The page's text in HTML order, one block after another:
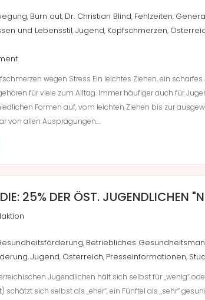
, Burn out, Dr. Christian Blind, Fehlzeiten,
und Lebensstil,Jugend, Kopfschmerzen,
wegen Stress Ein leichtes Ziehen, ein
für viele zum Alltag. Immer häufiger auch für
Formen auf, vom leichten Ziehen bis zur
von allen Ausprägungen.…
25% DER ÖST. JUGENDLICHEN
, Betriebliches
,Jugend, Österreich, Presseinformationen,
Jugendlichen hält sich selbst für „wenig“
schätzt sich selbst als „eher“, ein Fünftel als „sehr“